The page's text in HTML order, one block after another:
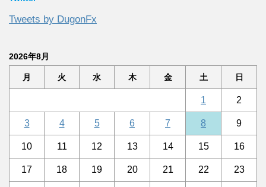
Tweets by DugonFx
2026年8月
月 火 水 木 金 土 日
1 2
3 4 5 6 7 8 9
10 11 12 13 14 15 16
17 18 19 20 21 22 23